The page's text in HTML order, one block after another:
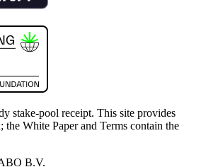
stake-pool receipt. This site provides
the White Paper and Terms contain the
B.V.